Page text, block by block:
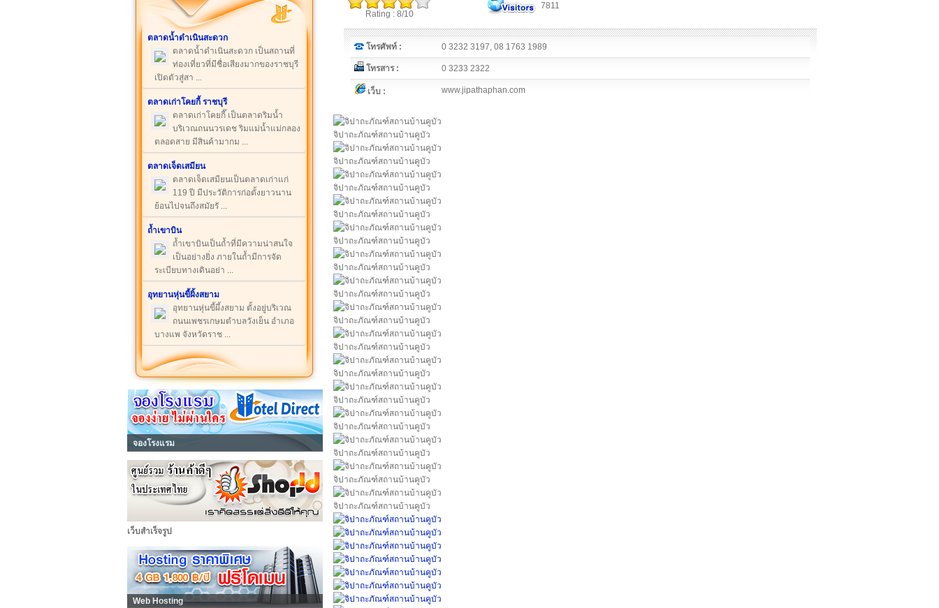
ตลาดน้ำดำเนินสะดวก
ตลาดน้ำดำเนินสะดวก เป็นสถานที่
ท่องเที่ยวที่มีชื่อเสียงมากของราชบุรี
เปิดตัวสู่สา ...
ตลาดเก่าโคยกี้ ราชบุรี
ตลาดเก่าโคยกี๊ เป็นตลาดริมน้ำ
บริเวณถนนวรเดช ริมแม่น้ำแม่กลอง
ตลอดสาย มีสินค้ามากม ...
ตลาดเจ็ดเสมียน
ตลาดเจ็ดเสมียนเป็นตลาดเก่าแก่
119 ปี มีประวัติการก่อตั้งยาวนาน
ย้อนไปจนถึงสมัยรั ...
ถ้ำเขาบิน
ถ้ำเขาบินเป็นถ้ำที่มีความน่าสนใจ
เป็นอย่างยิ่ง ภายในถ้ำมีการจัด
ระเบียบทางเดินอย่า ...
อุทยานหุ่นขี้ผิ้งสยาม
อุทยานหุ่นขี้ผึ้งสยาม ตั้งอยู่บริเวณ
ถนนเพชรเกษมตำบลวังเย็น อำเภอ
บางแพ จังหวัดราช ...
จองโรงแรม
เว็บสำเร็จรูป
Web Hosting
Rating : 8/10
7811
โทรศัพท์ : 0 3232 3197, 08 1763 1989
โทรสาร : 0 3233 2322
เว็บ : www.jipathaphan.com
จิปาถะภัณฑ์สถานบ้านคูบัว
จิปาถะภัณฑ์สถานบ้านคูบัว
จิปาถะภัณฑ์สถานบ้านคูบัว
จิปาถะภัณฑ์สถานบ้านคูบัว
จิปาถะภัณฑ์สถานบ้านคูบัว
จิปาถะภัณฑ์สถานบ้านคูบัว
จิปาถะภัณฑ์สถานบ้านคูบัว
จิปาถะภัณฑ์สถานบ้านคูบัว
จิปาถะภัณฑ์สถานบ้านคูบัว
จิปาถะภัณฑ์สถานบ้านคูบัว
จิปาถะภัณฑ์สถานบ้านคูบัว
จิปาถะภัณฑ์สถานบ้านคูบัว
จิปาถะภัณฑ์สถานบ้านคูบัว
จิปาถะภัณฑ์สถานบ้านคูบัว
จิปาถะภัณฑ์สถานบ้านคูบัว